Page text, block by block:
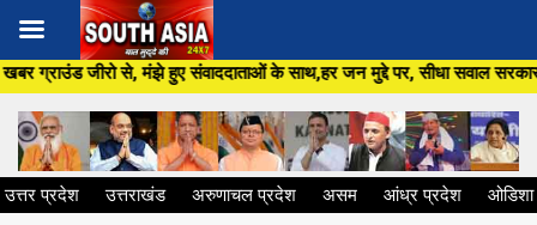
Skip
to
content
मंझे हुए संवाददाताओं के साथ,हर जन मुद्दे पर, सीधा सवाल सरकार से ,सिर्फ
उत्तर प्रदेश उत्तराखंड अरुणाचल प्रदेश असम आंध्र प्रदेश ओडिशा